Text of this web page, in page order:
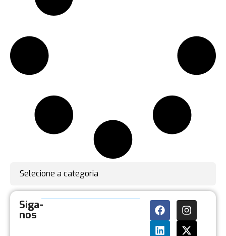
Selecione a categoria
Siga-
nos